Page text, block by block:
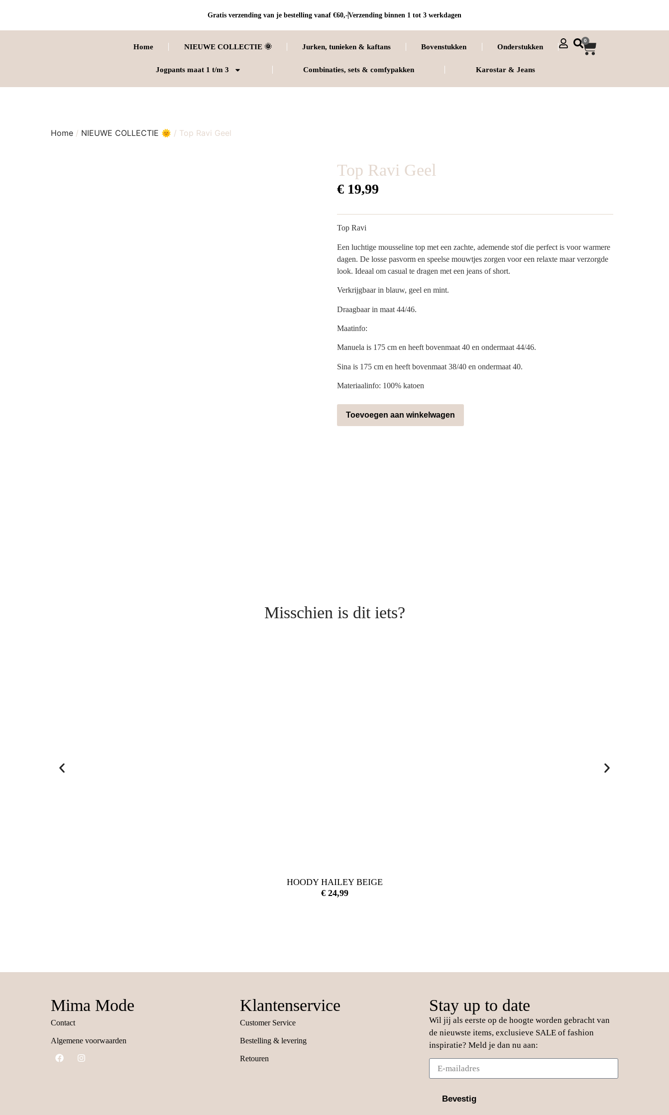
Gratis verzending van je bestelling vanaf €60,-Verzending binnen 1 tot 3 werkdagen
Home NIEUWE COLLECTIE 🌞 Jurken, tunieken & kaftans Bovenstukken Onderstukken
Jogpants maat 1 t/m 3 Combinaties, sets & comfypakken Karostar & Jeans
0
Home / NIEUWE COLLECTIE 🌞 / Top Ravi Geel
Top Ravi Geel
€19,99
Top Ravi
Een luchtige mousseline top met een zachte, ademende stof die perfect is voor warmere
dagen. De losse pasvorm en speelse mouwtjes zorgen voor een relaxte maar verzorgde
look. Ideaal om casual te dragen met een jeans of short.
Verkrijgbaar in blauw, geel en mint.
Draagbaar in maat 44/46.
Maatinfo:
Manuela is 175 cm en heeft bovenmaat 40 en ondermaat 44/46.
Sina is 175 cm en heeft bovenmaat 38/40 en ondermaat 40.
Materiaalinfo: 100% katoen
Toevoegen aan winkelwagen
Misschien is dit iets?
HOODY HAILEY BEIGE
€24,99
Mima Mode
Contact
Algemene voorwaarden
Klantenservice
Customer Service
Bestelling & levering
Retouren
Stay up to date
Wil jij als eerste op de hoogte worden gebracht van
de nieuwste items, exclusieve SALE of fashion
inspiratie? Meld je dan nu aan:
Bevestig